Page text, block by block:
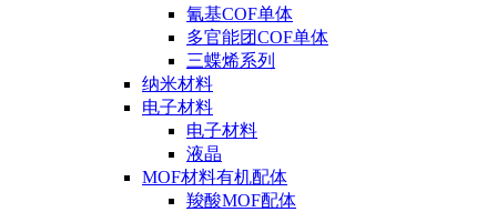
氰基COF单体
多官能团COF单体
三蝶烯系列
纳米材料
电子材料
电子材料
液晶
MOF材料有机配体
羧酸MOF配体